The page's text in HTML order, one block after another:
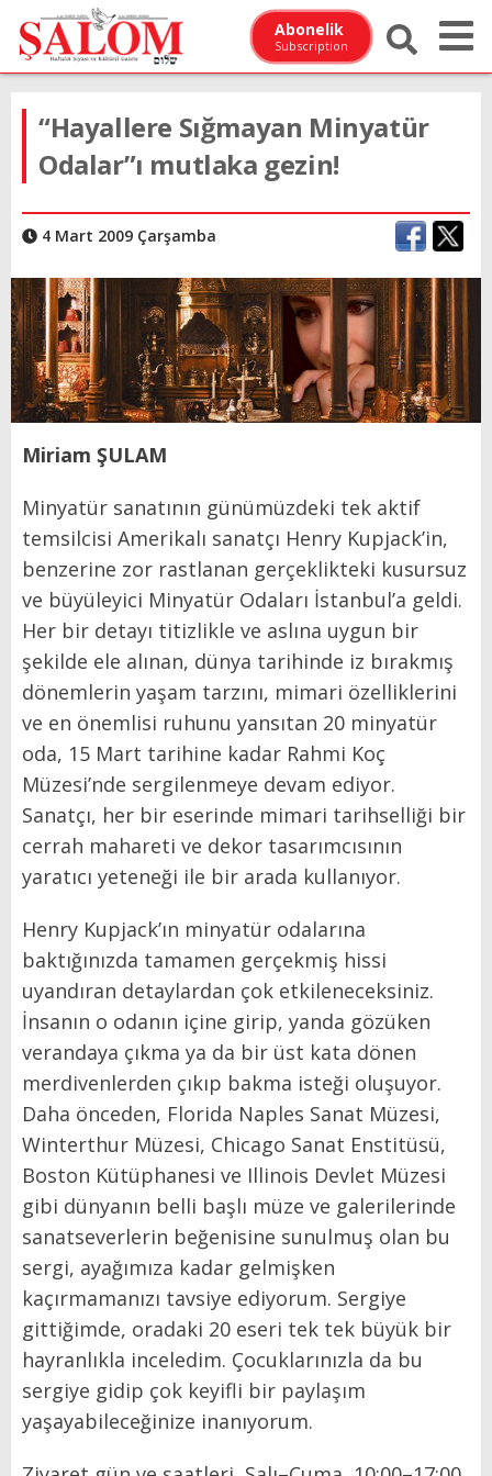
Abonelik
Subscription
“Hayallere Sığmayan Minyatür
Odalar”ı mutlaka gezin!
4 Mart 2009 Çarşamba
Miriam ŞULAM
Minyatür sanatının günümüzdeki tek aktif
temsilcisi Amerikalı sanatçı Henry Kupjack’in,
benzerine zor rastlanan gerçeklikteki kusursuz
ve büyüleyici Minyatür Odaları İstanbul’a geldi.
Her bir detayı titizlikle ve aslına uygun bir
şekilde ele alınan, dünya tarihinde iz bırakmış
dönemlerin yaşam tarzını, mimari özelliklerini
ve en önemlisi ruhunu yansıtan 20 minyatür
oda, 15 Mart tarihine kadar Rahmi Koç
Müzesi’nde sergilenmeye devam ediyor.
Sanatçı, her bir eserinde mimari tarihselliği bir
cerrah mahareti ve dekor tasarımcısının
yaratıcı yeteneği ile bir arada kullanıyor.
Henry Kupjack’ın minyatür odalarına
baktığınızda tamamen gerçekmiş hissi
uyandıran detaylardan çok etkileneceksiniz.
İnsanın o odanın içine girip, yanda gözüken
verandaya çıkma ya da bir üst kata dönen
merdivenlerden çıkıp bakma isteği oluşuyor.
Daha önceden, Florida Naples Sanat Müzesi,
Winterthur Müzesi, Chicago Sanat Enstitüsü,
Boston Kütüphanesi ve Illinois Devlet Müzesi
gibi dünyanın belli başlı müze ve galerilerinde
sanatseverlerin beğenisine sunulmuş olan bu
sergi, ayağımıza kadar gelmişken
kaçırmamanızı tavsiye ediyorum. Sergiye
gittiğimde, oradaki 20 eseri tek tek büyük bir
hayranlıkla inceledim. Çocuklarınızla da bu
sergiye gidip çok keyifli bir paylaşım
yaşayabileceğinize inanıyorum.